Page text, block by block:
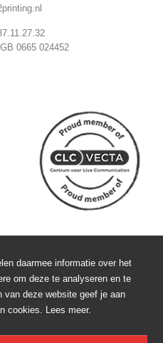
0665 024452
daarmee informatie over het
om deze te analyseren en te
van deze website geef je aan
cookies. Lees meer.